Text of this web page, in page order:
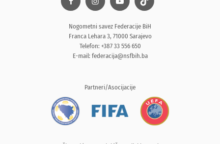
Nogometni savez Federacije BiH
Franca Lehara 3, 71000 Sarajevo
Telefon: +387 33 556 650
E-mail: federacija@nsfbih.ba
Partneri/Asocijacije